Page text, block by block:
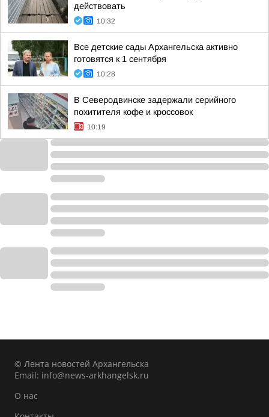
действовать
10:32
Все детские сады Архангельска активно
готовятся к 1 сентября
10:28
В Северодвинске задержали серийного
похитителя кофе и кроссовок
10:19
© Лента новостей Архангельска
Email: info@news-arkhangelsk.ru
О нас